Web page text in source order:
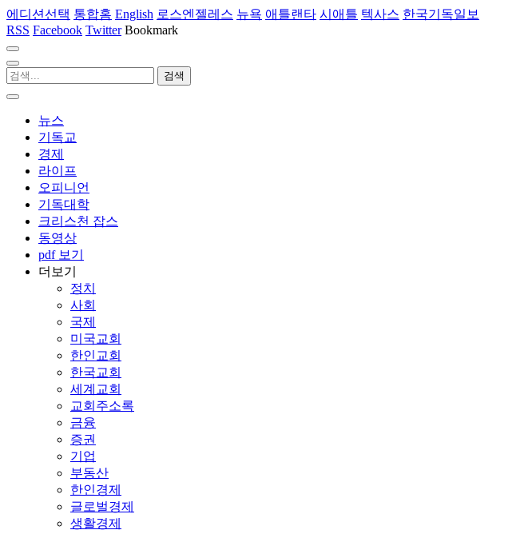
에디션선택 통합홈 English 로스엔젤레스 뉴욕 애틀랜타 시애틀 텍사스 한국기독일보
RSS Facebook Twitter Bookmark
뉴스
기독교
경제
라이프
오피니언
기독대학
크리스천 잡스
동영상
pdf 보기
더보기
정치
사회
국제
미국교회
한인교회
한국교회
세계교회
교회주소록
금융
증권
기업
부동산
한인경제
글로벌경제
생활경제